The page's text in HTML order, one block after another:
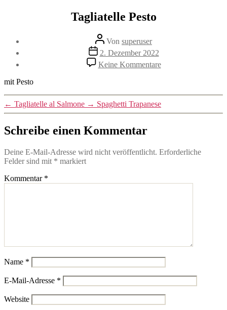
Tagliatelle Pesto
Beitragsautor
Von superuser
Veröffentlichungsdatum
2. Dezember 2022
Keine Kommentarezu
Tagliatelle
mit Pesto
← Tagliatelle al Salmone → Spaghetti Trapanese
Schreibe einen Kommentar
Deine E-Mail-Adresse wird nicht veröffentlicht. Erforderliche
Felder sind mit * markiert
Kommentar *
Name *
E-Mail-Adresse *
Website